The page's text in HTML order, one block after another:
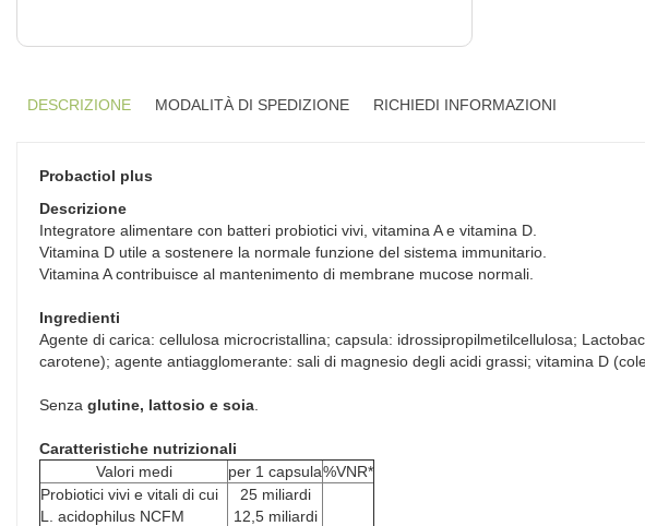
DESCRIZIONE MODALITÀ DI SPEDIZIONE RICHIEDI INFORMAZIONI
Probactiol plus
Descrizione
Integratore alimentare con batteri probiotici vivi, vitamina A e vitamina D.
Vitamina D utile a sostenere la normale funzione del sistema immunitario.
Vitamina A contribuisce al mantenimento di membrane mucose normali.
Ingredienti
Agente di carica: cellulosa microcristallina; capsula: idrossipropilmetilcellulosa;
carotene); agente antiagglomerante: sali di magnesio degli acidi grassi; vitamina D
Senza glutine, lattosio e soia
Caratteristiche nutrizionali
Valori medi
per 1 capsula%VNR*
Probiotici vivi e vitali di cui
L. acidophilus NCFM
25 miliardi
12,5 miliardi